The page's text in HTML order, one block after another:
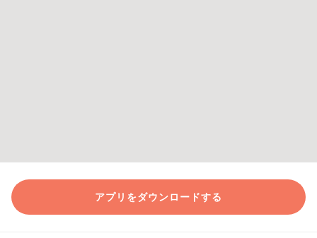
アプリをダウンロードする